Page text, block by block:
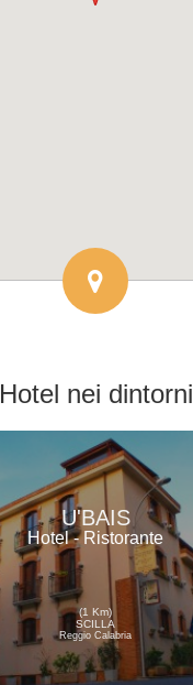
Hotel nei dintorni
U'BAIS
Hotel - Ristorante
(1 Km)
SCILLA
Reggio Calabria